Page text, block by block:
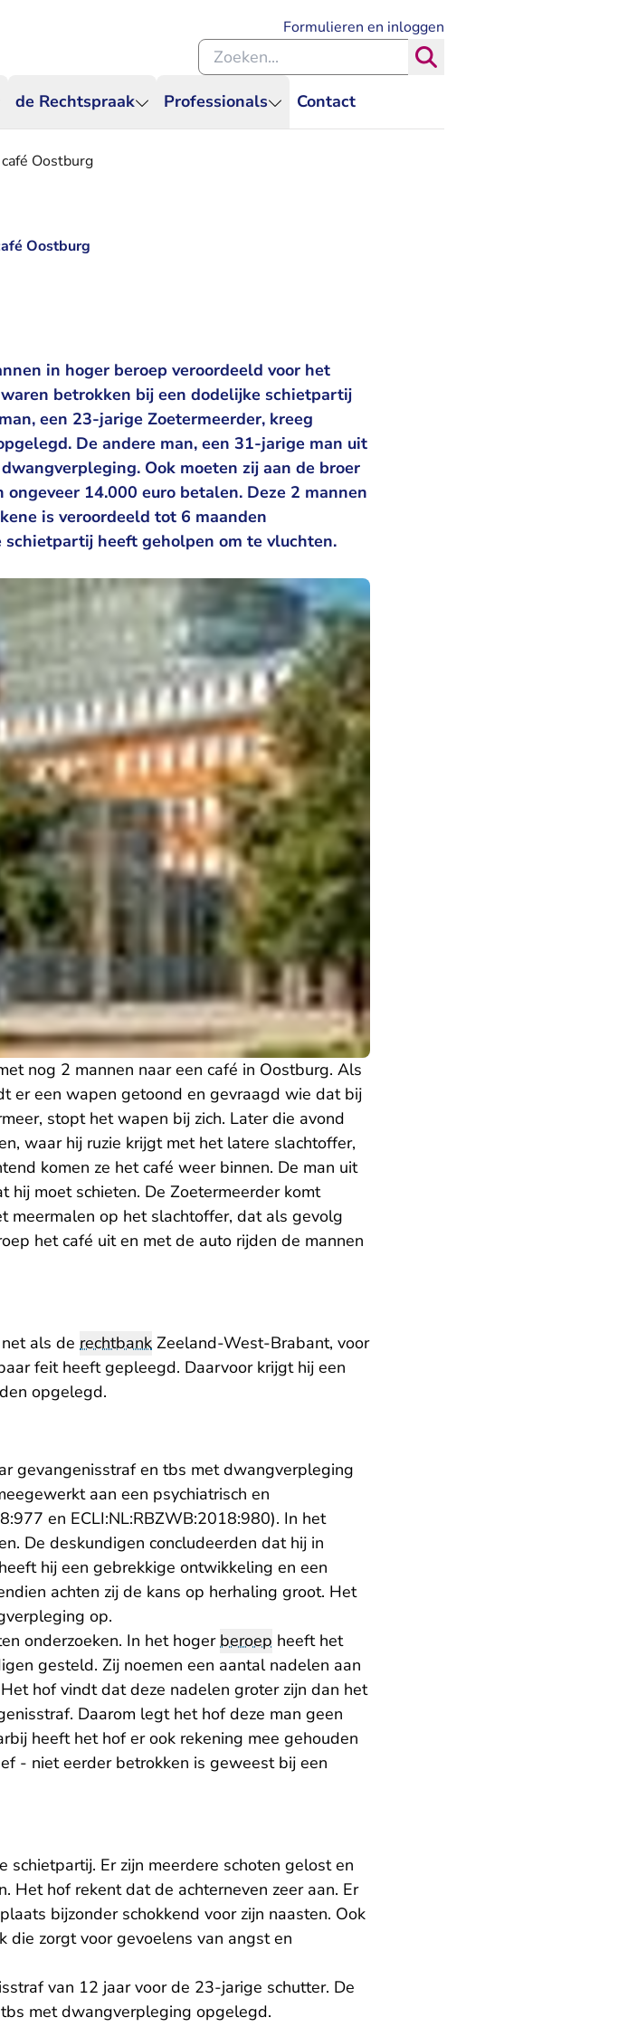
de Rechtspraak Professionals Contact
Formulieren en inloggen
Zoeken binnen de Rechtspraak
Oostburg
Oostburg
in hoger beroep veroordeeld voor het
betrokken bij een dodelijke schietpartij
een 23-jarige Zoetermeerder, kreeg
De andere man, een 31-jarige man uit
Ook moeten zij aan de broer
14.000 euro betalen. Deze 2 mannen
is veroordeeld tot 6 maanden
heeft geholpen om te vluchten.
nog 2 mannen naar een café in Oostburg. Als
er een wapen getoond en gevraagd wie dat bij
stopt het wapen bij zich. Later die avond
waar hij ruzie krijgt met het latere slachtoffer,
komen ze het café weer binnen. De man uit
hij moet schieten. De Zoetermeerder komt
meermalen op het slachtoffer, dat als gevolg
het café uit en met de auto rijden de mannen
als de rechtbank Zeeland-West-Brabant, voor
feit heeft gepleegd. Daarvoor krijgt hij een
opgelegd.
gevangenisstraf en tbs met dwangverpleging
aan een psychiatrisch en
- U verlaat Rechtspraak.nl
en ECLI:NL:RBZWB:2018:980- U verlaat Rechtspraak.nl
). In het
De deskundigen concludeerden dat hij in
hij een gebrekkige ontwikkeling en een
achten zij de kans op herhaling groot. Het
op.
onderzoeken. In het hogerberoep heeft het
gesteld. Zij noemen een aantal nadelen aan
hof vindt dat deze nadelen groter zijn dan het
Daarom legt het hof deze man geen
heeft het hof er ook rekening mee gehouden
- niet eerder betrokken is geweest bij een
Er zijn meerdere schoten gelost en
Het hof rekent dat de achterneven zeer aan. Er
bijzonder schokkend voor zijn naasten. Ook
die zorgt voor gevoelens van angst en
van 12 jaar voor de 23-jarige schutter. De
met dwangverpleging opgelegd.